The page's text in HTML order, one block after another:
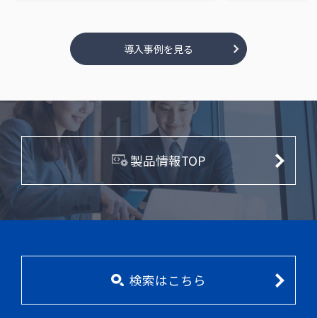
導入事例を見る
製品情報TOP
検索はこちら